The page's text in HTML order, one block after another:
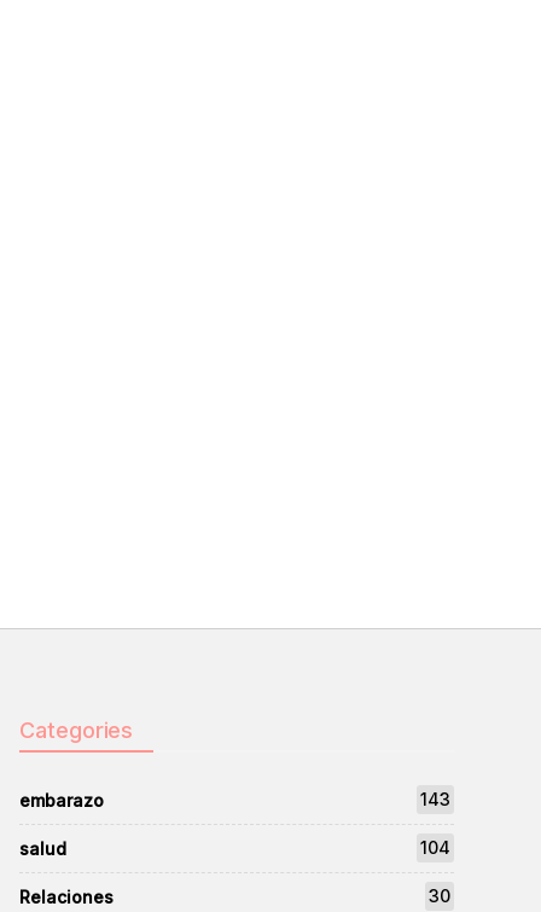
Categories
embarazo 143
salud 104
Relaciones 30